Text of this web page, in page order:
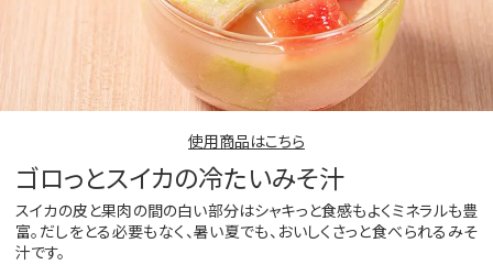
使用商品はこちら
ゴロっとスイカの冷たいみそ汁
スイカの皮と果肉の間の白い部分はシャキっと食感もよくミネラルも豊
富。だしをとる必要もなく、暑い夏でも、おいしくさっと食べられるみそ
汁です。